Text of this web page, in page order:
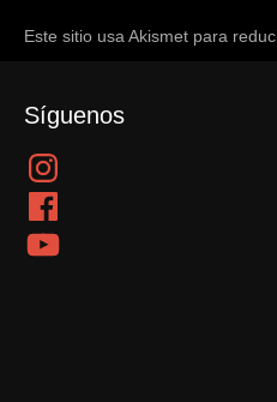
Este sitio usa Akismet para
Síguenos
Instagram
Facebook
YouTube